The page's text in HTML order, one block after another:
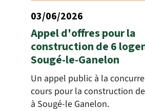
03/06/2026
Appel d'offres pour la
construction de 6
Sougé-le-Ganelon
Un appel public à la
cours pour la construction
à Sougé-le Ganelon.